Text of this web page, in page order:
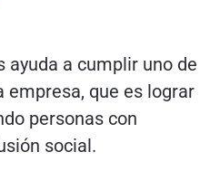
ayuda a cumplir uno de
empresa, que es lograr
personas con
social.